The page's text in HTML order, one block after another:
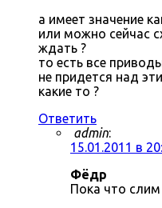
а имеет значение
или можно сейчас
ждать ?
то есть все
не придется над
какие то ?
Ответить
admin:
15.01.2011 в
Фёдр
Пока что слим